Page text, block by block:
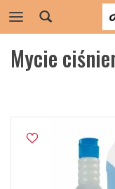
Mycie